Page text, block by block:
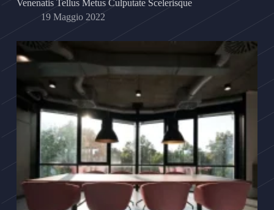
Venenatis Tellus Metus Culputate Scelerisque
19 Maggio 2022